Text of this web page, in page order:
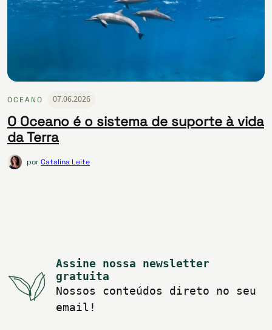
OCEANO 07.06.2026
O Oceano é o sistema de suporte à vida
da Terra
porCatalina Leite
Assine nossa newsletter
gratuita
Nossos conteúdos direto no seu
email!